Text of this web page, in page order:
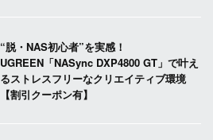
“脱・NAS初心者”を実感！
UGREEN「NASync DXP4800 GT」で叶え
るストレスフリーなクリエイティブ環境
【割引クーポン有】